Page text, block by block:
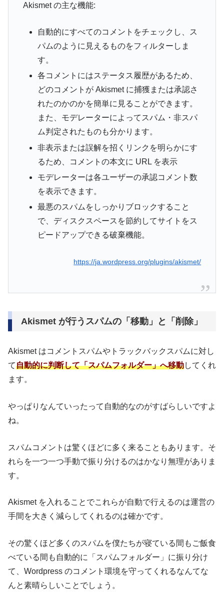
Akismet の主な機能:
自動的にすべてのコメントをチェックし、ス
パムのように見えるものをフィルターしま
す。
各コメントにはステータス履歴があるため、
どのコメントが Akismet に捕獲または承認さ
れたのかのかを簡単に見ることができます。
また、モデレーターによってスパム・非スパ
ム判定されたものも分かります。
非表示または誤解を招くリンクを明らかにす
るため、コメントの本文に URL を表示
モデレーターは各ユーザーの承認コメント数
を表示できます。
最悪のスパムをしっかりブロックすること
で、ディスクスペースを節約してサイトをス
ピードアップできる破棄機能。
https://ja.wordpress.org/plugins/akismet/
Akismet が行うスパムの「移動」と「削除」
Akismet はコメントスパムやトラックバックスパムに対し
て自動的に判断して「スパムフォルダー」へ移動してくれ
ます。
やっぱりなんていったって自動的なのがすばらしいですよ
ね。
スパムコメントは驚くほどに多く来ることもあります。そ
れらを一つ一つ手動で振り分けるのはかなり無理がありま
す。
Akismet を入れることでこれらが自動で行えるのは運営の
手間を大きく減らしてくれるのは確かです。
その驚くほど多くのスパムを僕たちが寝ている間もご飯食
べている間も自動的に「スパムフォルダー」に振り分け
て、Wordpress のコメント環境を守ってくれるなんてな
んと素晴らしいことでしょう。